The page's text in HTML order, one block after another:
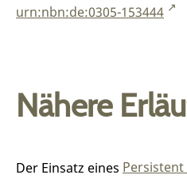
urn:nbn:de:0305-153444
Nähere
Der Einsatz eines